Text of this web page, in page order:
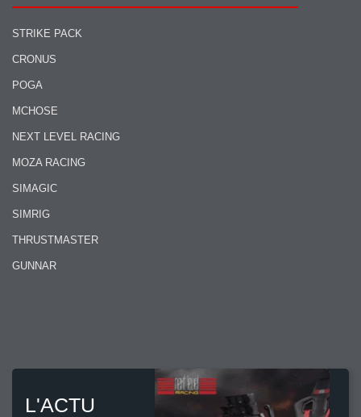
STRIKE PACK
CRONUS
POGA
MCHOSE
NEXT LEVEL RACING
MOZA RACING
SIMAGIC
SIMRIG
THRUSTMASTER
GUNNAR
L'ACTU